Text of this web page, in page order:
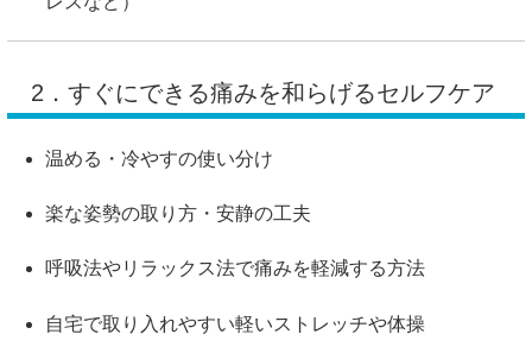
2．すぐにできる痛みを和らげるセルフケア
温める・冷やすの使い分け
楽な姿勢の取り方・安静の工夫
呼吸法やリラックス法で痛みを軽減する方法
自宅で取り入れやすい軽いストレッチや体操